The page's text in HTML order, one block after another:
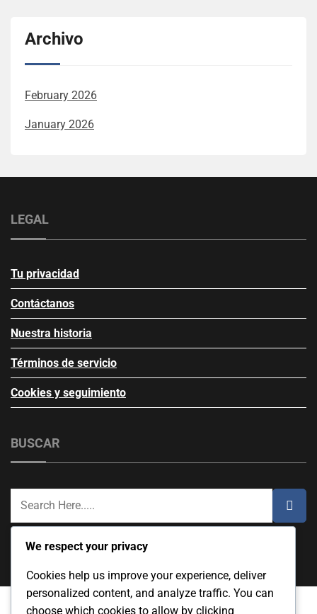
Archivo
February 2026
January 2026
LEGAL
Tu privacidad
Contáctanos
Nuestra historia
Términos de servicio
Cookies y seguimiento
BUSCAR
We respect your privacy
Cookies help us improve your experience, deliver
personalized content, and analyze traffic. You can
choose which cookies to allow by clicking